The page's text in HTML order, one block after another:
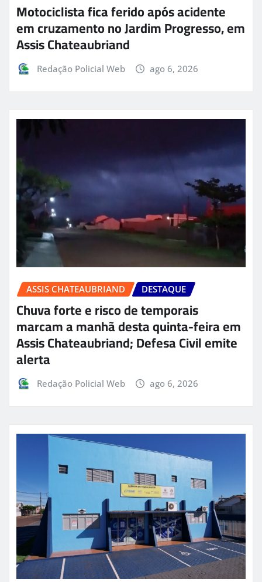
Motociclista fica ferido após acidente
em cruzamento no Jardim Progresso, em
Assis Chateaubriand
Redação Policial Web ago 6, 2026
ASSIS CHATEAUBRIAND DESTAQUE
Chuva forte e risco de temporais
marcam a manhã desta quinta-feira em
Assis Chateaubriand; Defesa Civil emite
alerta
Redação Policial Web ago 6, 2026